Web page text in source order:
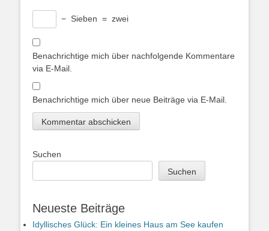
− Sieben = zwei
Benachrichtige mich über nachfolgende Kommentare
via E-Mail.
Benachrichtige mich über neue Beiträge via E-Mail.
Suchen
Suchen
Neueste Beiträge
Idyllisches Glück: Ein kleines Haus am See kaufen